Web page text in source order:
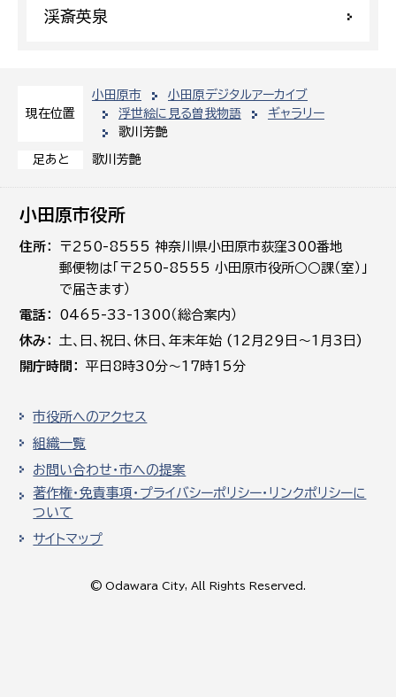
現在位置
小田原市
小田原デジタルアーカイブ
浮世絵に見る曽我物語
ギャラリー
歌川芳艶
足あと 歌川芳艶
渓斎英泉
小田原市役所
住所
〒250-8555 神奈川県小田原市荻窪300番地
郵便物は「〒250-8555 小田原市役所○○課（室）」
で届きます）
電話
0465-33-1300（総合案内）
休み
土､日､祝日、休日、年末年始 (12月29日～1月3日)
開庁時間
平日8時30分～17時15分
市役所へのアクセス
組織一覧
お問い合わせ・市への提案
著作権・免責事項・プライバシーポリシー・リンクポリシーに
ついて
サイトマップ
© Odawara City, All Rights Reserved.